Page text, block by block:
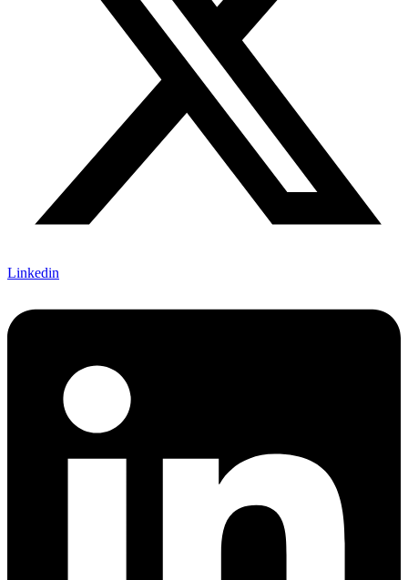
Linkedin